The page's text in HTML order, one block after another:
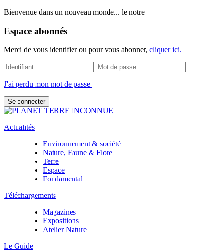
Bienvenue dans un nouveau monde... le notre
Espace abonnés
Merci de vous identifier ou pour vous abonner, cliquer ici.
J'ai perdu mon mot de passe.
Actualités
Environnement & société
Nature, Faune & Flore
Terre
Espace
Fondamental
Téléchargements
Magazines
Expositions
Atelier Nature
Le Guide